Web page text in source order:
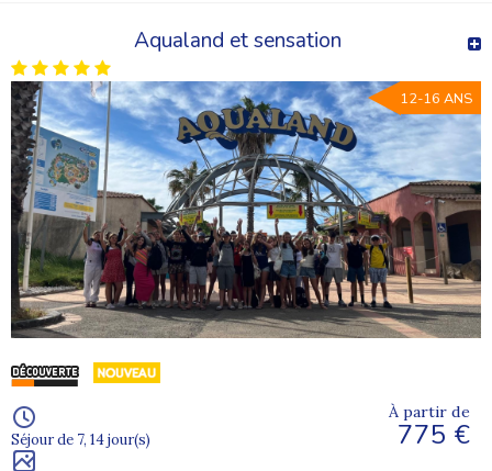
Aqualand et sensation
12-16 ANS
Séjour de 7, 14 jour(s)
À partir de
775 €